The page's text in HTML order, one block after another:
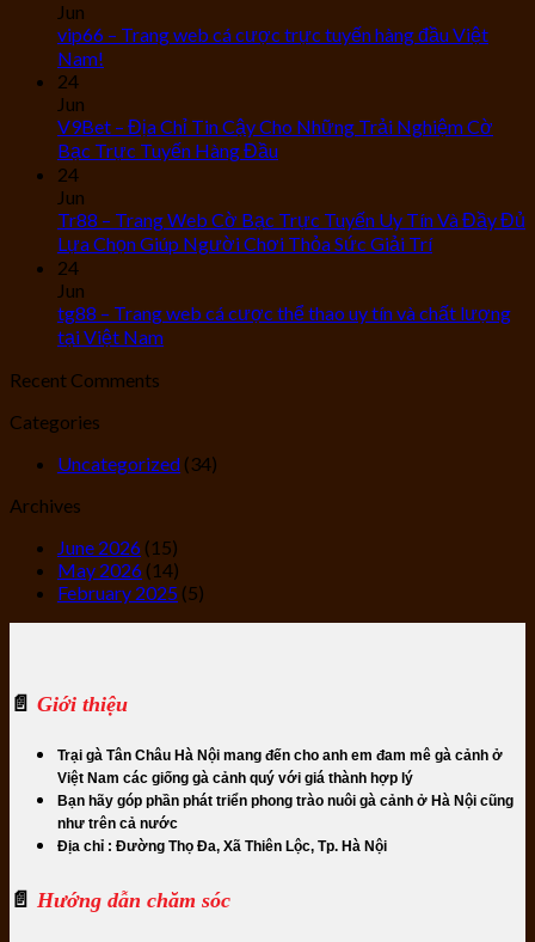
Jun
vip66 – Trang web cá cược trực tuyến hàng đầu Việt
Nam!
24
Jun
V9Bet – Địa Chỉ Tin Cậy Cho Những Trải Nghiệm Cờ
Bạc Trực Tuyến Hàng Đầu
24
Jun
Tr88 – Trang Web Cờ Bạc Trực Tuyến Uy Tín Và Đầy Đủ
Lựa Chọn Giúp Người Chơi Thỏa Sức Giải Trí
24
Jun
tg88 – Trang web cá cược thể thao uy tín và chất lượng
tại Việt Nam
Recent Comments
Categories
Uncategorized (34)
Archives
June 2026 (15)
May 2026 (14)
February 2025 (5)
📄 Giới thiệu
Trại gà Tân Châu Hà Nội mang đến cho anh em đam mê gà cảnh ở
Việt Nam các giống gà cảnh quý với giá thành hợp lý
Bạn hãy góp phần phát triển phong trào nuôi gà cảnh ở Hà Nội cũng
như trên cả nước
Địa chỉ : Đường Thọ Đa, Xã Thiên Lộc, Tp. Hà Nội
📄 Hướng dẫn chăm sóc